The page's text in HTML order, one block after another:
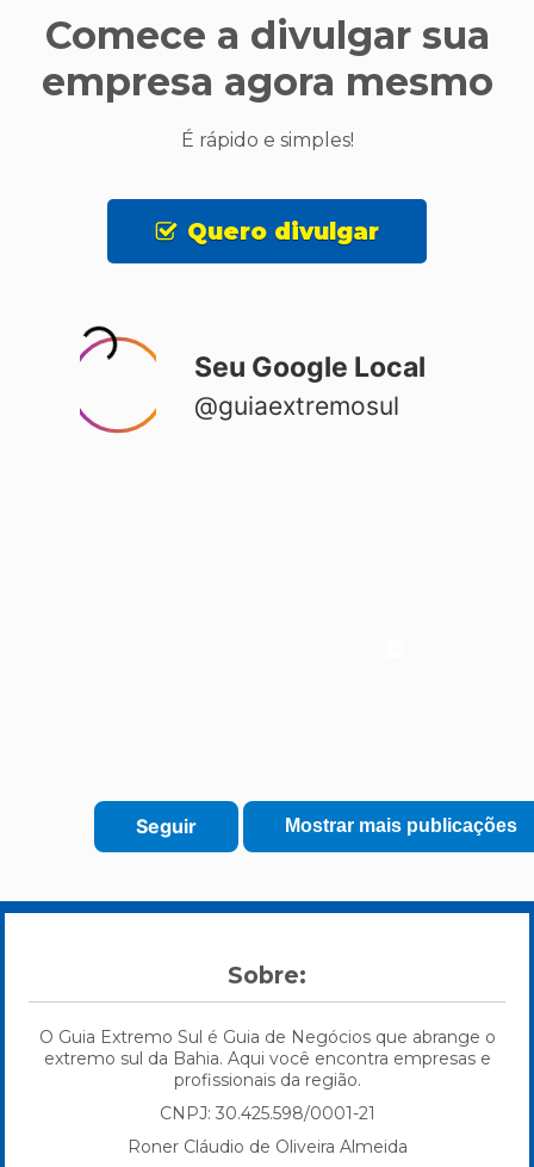
Comece a divulgar sua
empresa agora mesmo
É rápido e simples!
Quero divulgar
Sobre:
O Guia Extremo Sul é Guia de Negócios que abrange o
extremo sul da Bahia. Aqui você encontra empresas e
profissionais da região.
CNPJ: 30.425.598/0001-21
Roner Cláudio de Oliveira Almeida